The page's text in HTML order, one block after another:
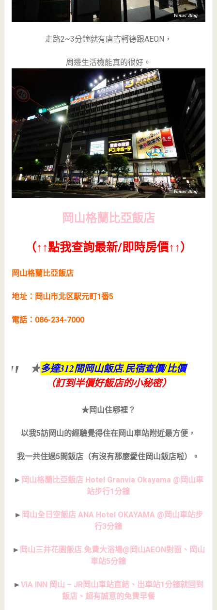
走路2~3分鐘就有唐吉軻德跟AEON，
周邊生活機能真的很好。
岡山格蘭比亞飯店
（↑↑點我查詢最新/即時房價↑↑）
岡山格蘭比亞飯店
地址：岡山市北区駅元町1番5
電話：086-234-7000
★多達312間岡山飯店.民宿查價/比價
（訂到半價好飯店的小秘密）
★岡山住哪裡？
以我5訪岡山的經驗覺得住在岡山車站附近最方便，
我一共住過5間飯店（有沒有那麼愛住岡山飯店啦）。
► 岡山格蘭比亞飯店 Hotel Granvia Okayama @岡山車
站步行1分鐘
► 岡山全日空飯店 ANA Hotel OKAYAMA @岡山車站步
行3分鐘
► 岡山三井花園飯店.免費大浴場@岡山AEON對面、岡山
車站5分鐘
►VIA INN 岡山 – JR岡山車站直結、出車站1分鐘就回到
飯店、超有誠意的免費早餐